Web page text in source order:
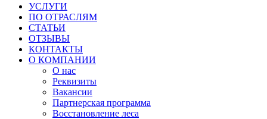
УСЛУГИ
ПО ОТРАСЛЯМ
СТАТЬИ
ОТЗЫВЫ
КОНТАКТЫ
О КОМПАНИИ
О нас
Реквизиты
Вакансии
Партнерская программа
Восстановление леса